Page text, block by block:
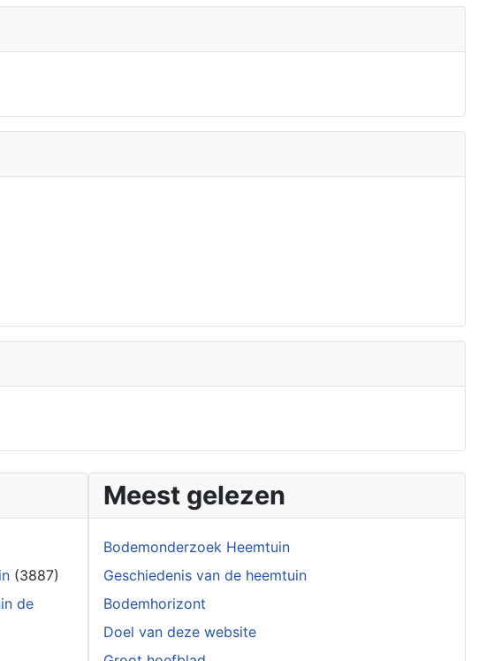
(3887)
de
Meest gelezen
Bodemonderzoek Heemtuin
Geschiedenis van de heemtuin
Bodemhorizont
Doel van deze website